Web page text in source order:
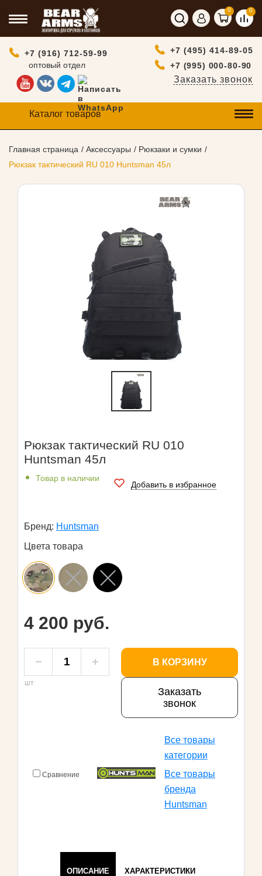
0 0
+7 (916) 712-59-99
оптовый отдел
+7 (495) 414-89-05
+7 (995) 000-80-90
Заказать звонок
Каталог товаров
Главная страница Аксессуары
Рюкзаки и сумки
Рюкзак тактический RU 010 Huntsman 45л
Рюкзак тактический RU 010
Huntsman 45л
Товар в наличии
Добавить в избранное
Бренд: Huntsman
Цвета товара
4 200 руб.
шт
В КОРЗИНУ
Заказать
звонок
Сравнение
Все товары
категории
Все товары
бренда
Huntsman
ОПИСАНИЕ ХАРАКТЕРИСТИКИ